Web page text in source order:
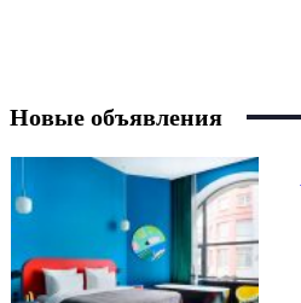
Новые объявления